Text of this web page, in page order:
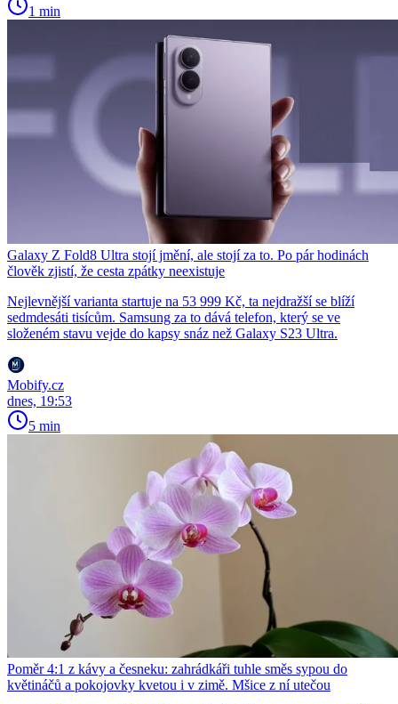
1 min
Galaxy Z Fold8 Ultra stojí jmění, ale stojí za to. Po pár hodinách
člověk zjistí, že cesta zpátky neexistuje
Nejlevnější varianta startuje na 53 999 Kč, ta nejdražší se blíží
sedmdesáti tisícům. Samsung za to dává telefon, který se ve
složeném stavu vejde do kapsy snáz než Galaxy S23 Ultra.
Mobify.cz
dnes, 19:53
5 min
Poměr 4:1 z kávy a česneku: zahrádkáři tuhle směs sypou do
květináčů a pokojovky kvetou i v zimě. Mšice z ní utečou